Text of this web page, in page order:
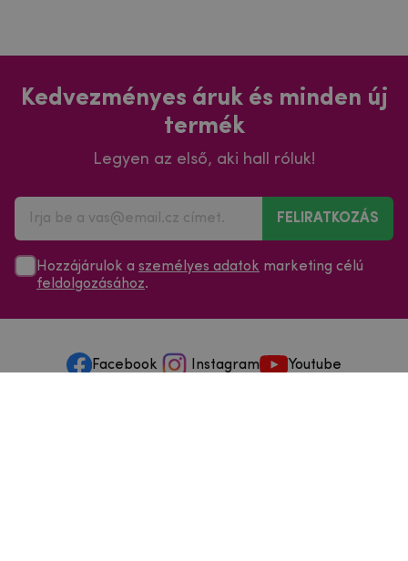
Kedvezményes áruk és minden új
termék
Legyen az első, aki hall róluk!
FELIRATKOZÁS
Hozzájárulok a személyes adatok marketing célú
feldolgozásához.
Facebook Instagram Youtube